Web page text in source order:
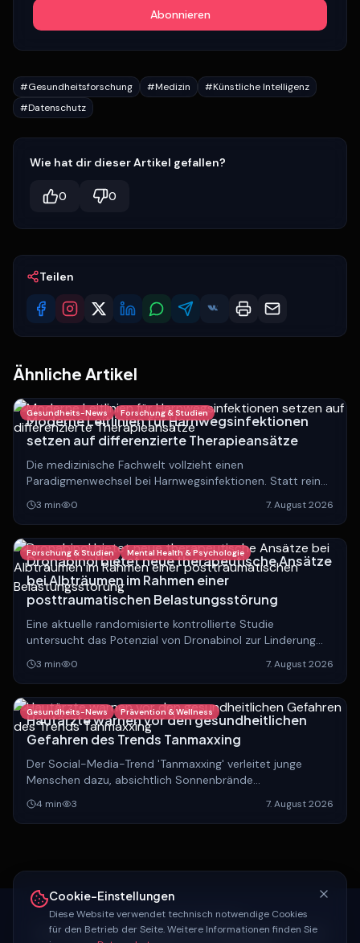
Abonnieren
#Gesundheitsforschung #Medizin #Künstliche Intelligenz
#Datenschutz
Wie hat dir dieser Artikel gefallen?
0 0
Teilen
Ähnliche Artikel
Gesundheits-News Forschung & Studien
Moderne Leitlinien für Harnwegsinfektionen
setzen auf differenzierte Therapieansätze
Die medizinische Fachwelt vollzieht einen
Paradigmenwechsel bei Harnwegsinfektionen. Statt rein
anatomischer Einteilungen rückt die Unterscheidung
zwischen lokalisierten und systemischen Verläufen in den
Fokus.
3 min 0 7. August 2026
Forschung & Studien Mental Health & Psychologie
Dronabinol bietet neue therapeutische Ansätze
bei Albträumen im Rahmen einer
posttraumatischen Belastungsstörung
Eine aktuelle randomisierte kontrollierte Studie
untersucht das Potenzial von Dronabinol zur Linderung
von Albträumen bei Patienten mit PTBS.
3 min 0 7. August 2026
Gesundheits-News Prävention & Wellness
Hautärzte warnen vor den gesundheitlichen
Gefahren des Trends Tanmaxxing
Der Social-Media-Trend 'Tanmaxxing' verleitet junge
Menschen dazu, absichtlich Sonnenbrände
herbeizuführen. Experten warnen eindringlich vor den
langfristigen, lebensbedrohlichen Folgen.
4 min 3 7. August 2026
KELTSCHA MEDIA NETWORK
Contra24 KI-Journal SchlagerrauschMagazinkeltscha .com
Cookie-Einstellungen
Diese Website verwendet technisch notwendige Cookies
für den Betrieb der Seite. Weitere Informationen finden Sie